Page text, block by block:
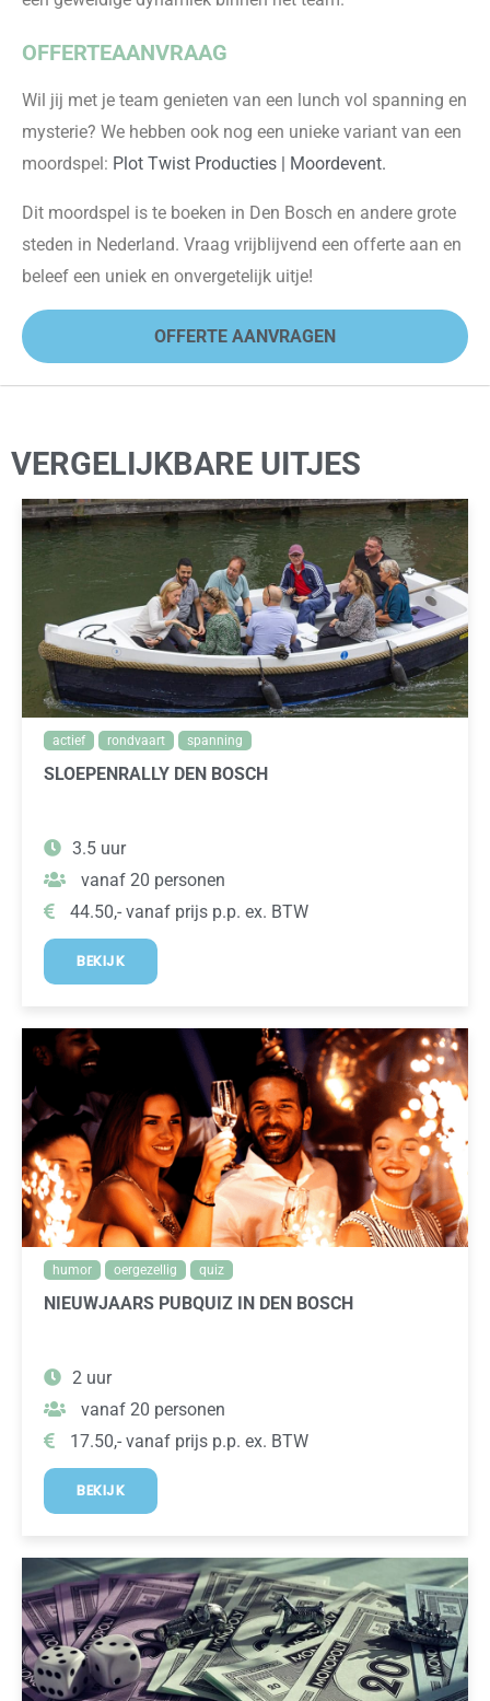
OFFERTEAANVRAAG
Wil jij met je team genieten van een lunch vol spanning en
mysterie? We hebben ook nog een unieke variant van een
moordspel: Plot Twist Producties | Moordevent.
Dit moordspel is te boeken in Den Bosch en andere grote
steden in Nederland. Vraag vrijblijvend een offerte aan en
beleef een uniek en onvergetelijk uitje!
OFFERTE AANVRAGEN
VERGELIJKBARE UITJES
actief rondvaart spanning
SLOEPENRALLY DEN BOSCH
3.5 uur
vanaf 20 personen
44.50,- vanaf prijs p.p. ex. BTW
BEKIJK
humor oergezellig quiz
NIEUWJAARS PUBQUIZ IN DEN BOSCH
2 uur
vanaf 20 personen
17.50,- vanaf prijs p.p. ex. BTW
BEKIJK